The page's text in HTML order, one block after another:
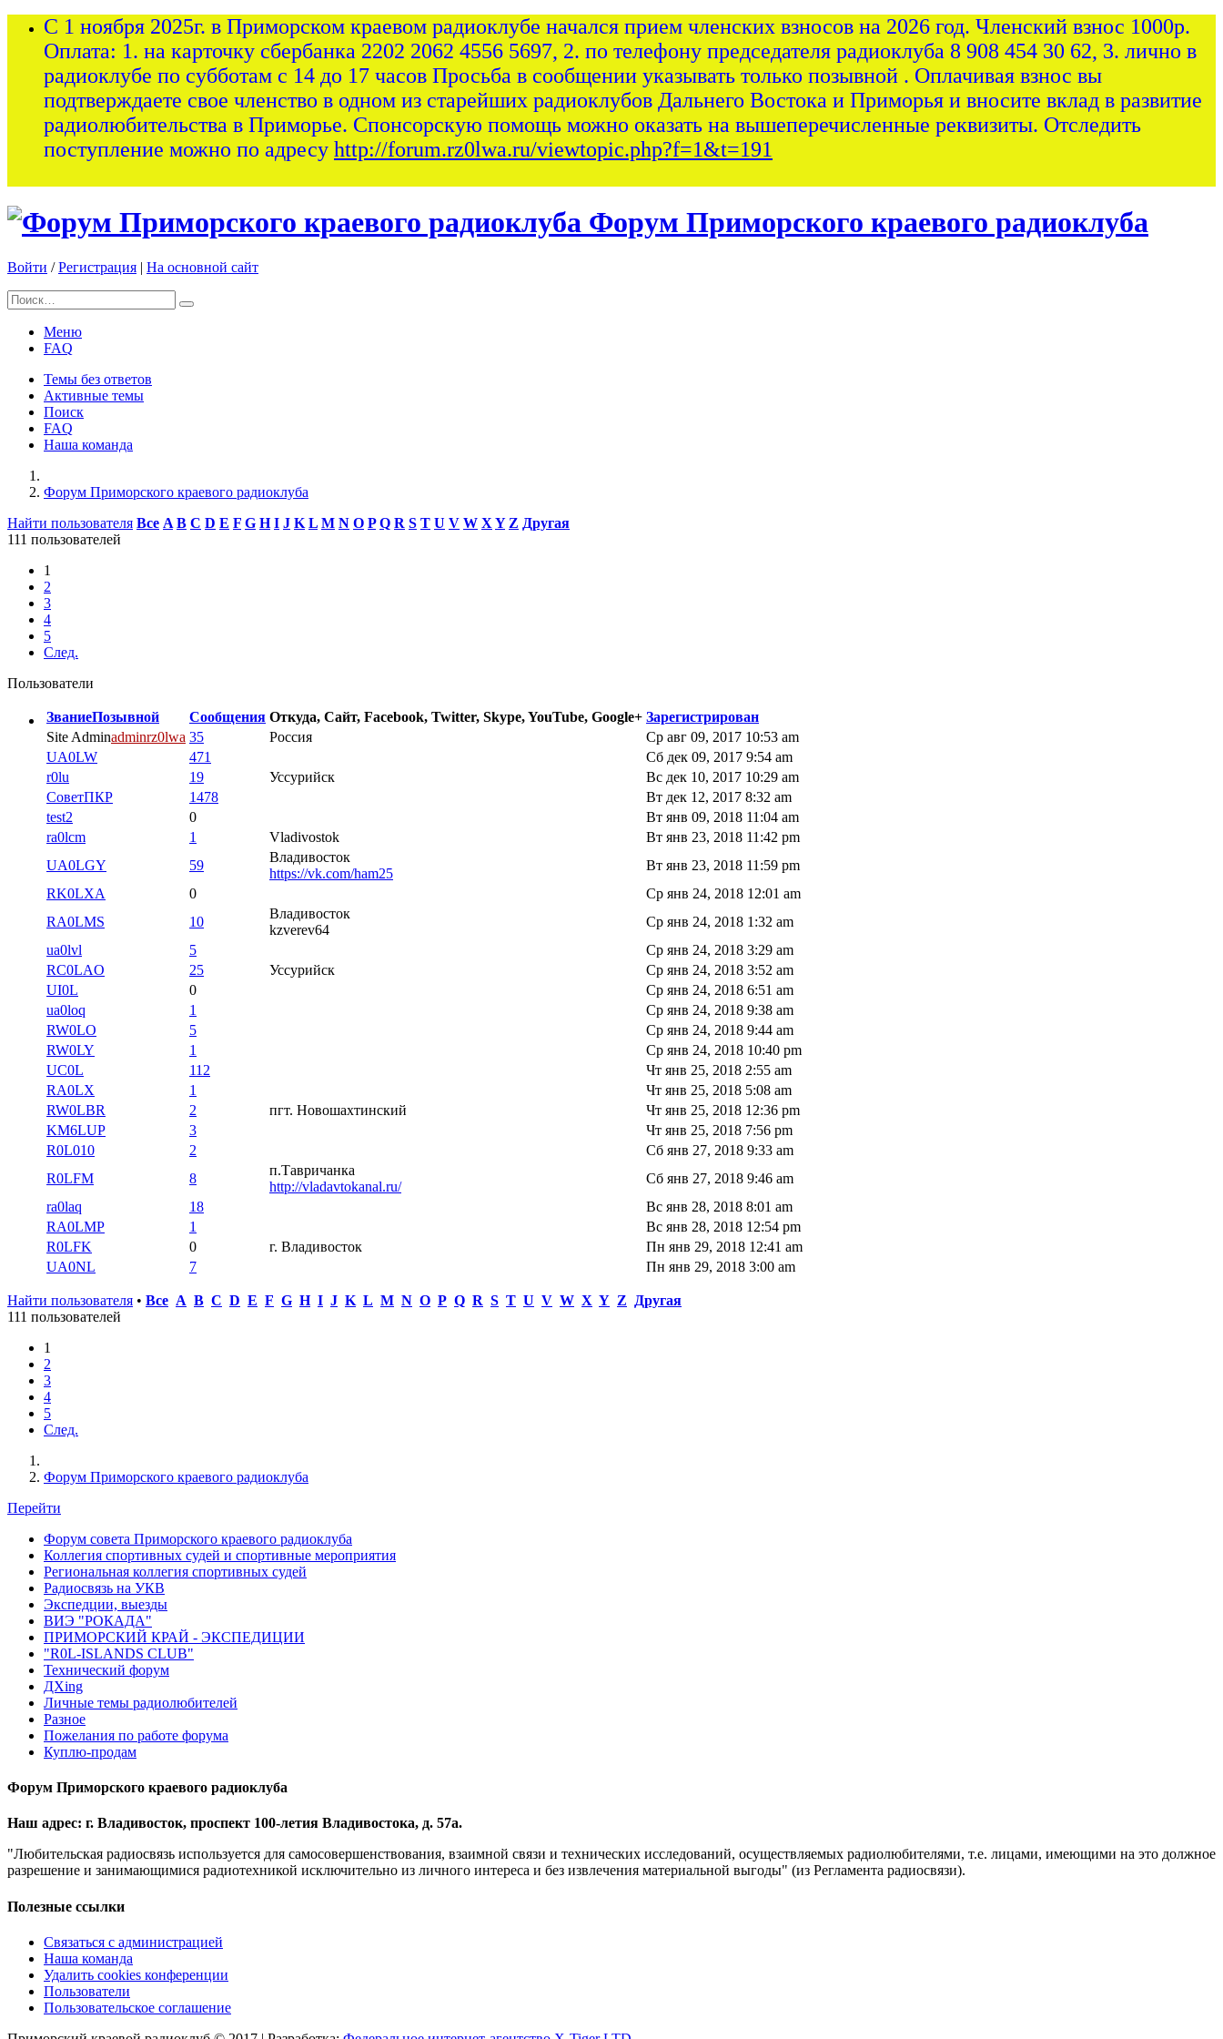
С 1 ноября 2025г. в Приморском краевом радиоклубе начался прием членских взносов на 2026 год. Членский взнос 1000р.
Оплата: 1. на карточку сбербанка 2202 2062 4556 5697, 2. по телефону председателя радиоклуба 8 908 454 30 62, 3. лично в
радиоклубе по субботам с 14 до 17 часов Просьба в сообщении указывать только позывной . Оплачивая взнос вы
подтверждаете свое членство в одном из старейших радиоклубов Дальнего Востока и Приморья и вносите вклад в развитие
радиолюбительства в Приморье. Спонсорскую помощь можно оказать на вышеперечисленные реквизиты. Отследить
поступление можно по адресу http://forum.rz0lwa.ru/viewtopic.php?f=1&t=191
Форум Приморского краевого радиоклуба
Войти /Регистрация | На основной сайт
Меню
FAQ
Темы без ответов
Активные темы
Поиск
FAQ
Наша команда
Форум Приморского краевого радиоклуба
Найти пользователя Все A B C D E F G H I J K L M N O P Q R S T U V W X Y Z Другая
111 пользователей
1
2
3
4
5
След.
Пользователи
ЗваниеПозывной Сообщения Откуда, Сайт, Facebook, Twitter, Skype, YouTube, Google+ Зарегистрирован
Site Adminadminrz0lwa 35 Россия
Ср авг 09, 2017 10:53 am
UA0LW
471
Сб дек 09, 2017 9:54 am
r0lu
19 Уссурийск
Вс дек 10, 2017 10:29 am
CоветПКР
1478
Вт дек 12, 2017 8:32 am
test2
0
Вт янв 09, 2018 11:04 am
ra0lcm
1 Vladivostok
Вт янв 23, 2018 11:42 pm
UA0LGY
59
Владивосток
https://vk.com/ham25
Вт янв 23, 2018 11:59 pm
RK0LXA
0
Ср янв 24, 2018 12:01 am
RA0LMS
10
Владивосток
kzverev64
Ср янв 24, 2018 1:32 am
ua0lvl
5
Ср янв 24, 2018 3:29 am
RC0LAO
25 Уссурийск
Ср янв 24, 2018 3:52 am
UI0L
0
Ср янв 24, 2018 6:51 am
ua0loq
1
Ср янв 24, 2018 9:38 am
RW0LO
5
Ср янв 24, 2018 9:44 am
RW0LY
1
Ср янв 24, 2018 10:40 pm
UC0L
112
Чт янв 25, 2018 2:55 am
RA0LX
1
Чт янв 25, 2018 5:08 am
RW0LBR
2 пгт. Новошахтинский
Чт янв 25, 2018 12:36 pm
KM6LUP
3
Чт янв 25, 2018 7:56 pm
R0L010
2
Сб янв 27, 2018 9:33 am
R0LFM
8
п.Тавричанка
http://vladavtokanal.ru/
Сб янв 27, 2018 9:46 am
ra0laq
18
Вс янв 28, 2018 8:01 am
RA0LMP
1
Вс янв 28, 2018 12:54 pm
R0LFK
0 г. Владивосток
Пн янв 29, 2018 12:41 am
UA0NL
7 Пн янв 29, 2018 3:00 am
Найти пользователя • Все A B C D E F G H I J K L M N O P Q R S T U V W X Y Z
Другая
111 пользователей
1
2
3
4
5
След.
Форум Приморского краевого радиоклуба
Перейти
Форум совета Приморского краевого радиоклуба
Коллегия спортивных судей и спортивные мероприятия
Региональная коллегия спортивных судей
Радиосвязь на УКВ
Экспедции, выезды
ВИЭ "РОКАДА"
ПРИМОРСКИЙ КРАЙ - ЭКСПЕДИЦИИ
"R0L-ISLANDS CLUB"
Технический форум
ДХing
Личные темы радиолюбителей
Разное
Пожелания по работе форума
Куплю-продам
Форум Приморского краевого радиоклуба
Наш адрес: г. Владивосток, проспект 100-летия Владивостока, д. 57а.
"Любительская радиосвязь используется для самосовершенствования, взаимной связи и технических исследований, осуществляемых радиолюбителями, т.е. лицами, имеющими на это должное
разрешение и занимающимися радиотехникой исключительно из личного интереса и без извлечения материальной выгоды" (из Регламента радиосвязи).
Полезные ссылки
Связаться с администрацией
Наша команда
Удалить cookies конференции
Пользователи
Пользовательское соглашение